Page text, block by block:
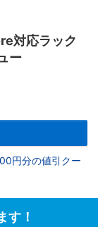
対応ラック
ー
円分の値引クー
す！